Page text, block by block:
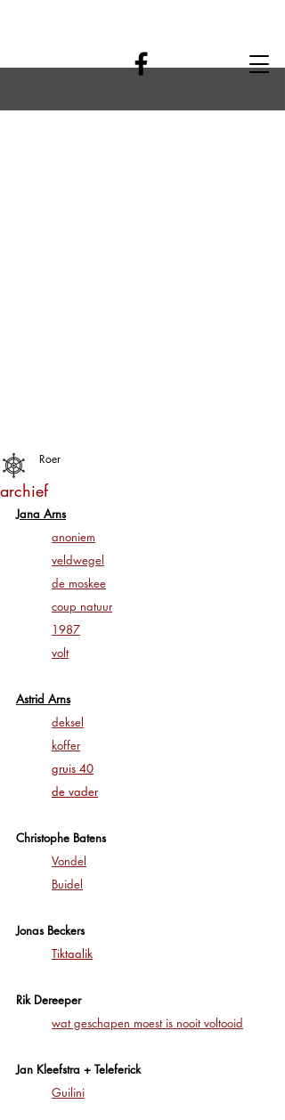
archief
Roer
Jana Arns
anoniem
veldwegel
de moskee
coup natuur
1987
volt
Astrid Arns
deksel
koffer
gruis 40
de vader
Christophe Batens
Vondel
Buidel
Jonas Beckers
Tiktaalik
Rik Dereeper
wat geschapen moest is nooit voltooid
Jan Kleefstra + Teleferick
Guilini